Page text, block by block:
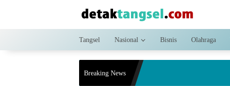
Tangsel Nasional Bisnis Olahraga
Breaking News